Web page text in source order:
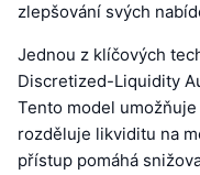
zlepšování svých
Jednou z klíčových
Discretized-Liquidity
Tento model
rozděluje likviditu na
přístup pomáhá